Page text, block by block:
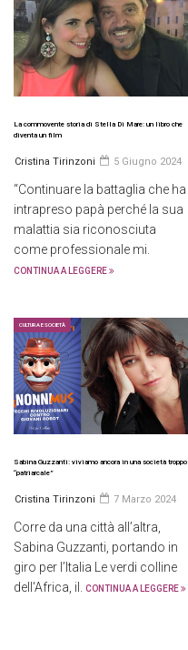
La commovente storia di Stella Di Mare: un libro che
diventa un film
Cristina Tirinzoni 5 Giugno 2024
“Continuare la battaglia che ha
intrapreso papà perché la sua
malattia sia riconosciuta
come professionale mi.
CONTINUA A LEGGERE
CULTURA E SOCIETÀ
Sabina Guzzanti: viviamo ancora in una società troppo
“patriarcale”
Cristina Tirinzoni 7 Marzo 2024
Corre da una città all’altra,
Sabina Guzzanti, portando in
giro per l’Italia Le verdi colline
dell'Africa, il.
CONTINUA A LEGGERE